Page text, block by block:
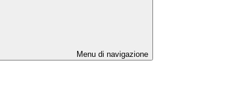
Menu di navigazione